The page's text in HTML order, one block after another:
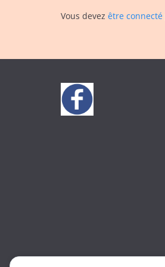
Vous devez être connecté